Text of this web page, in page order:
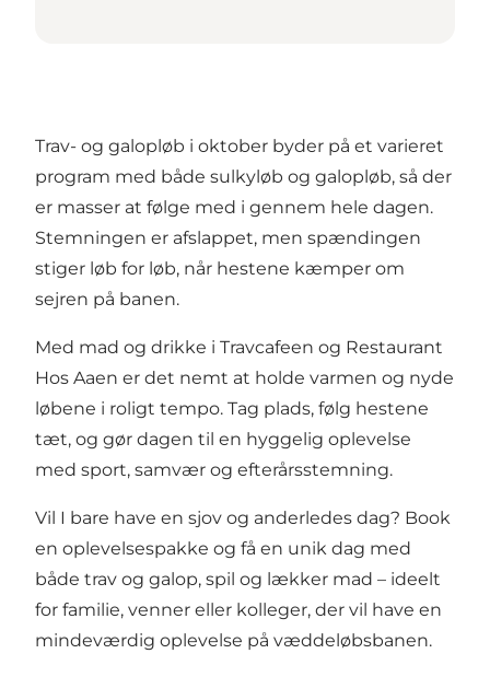
Trav- og galopløb i oktober byder på et varieret
program med både sulkyløb og galopløb, så der
er masser at følge med i gennem hele dagen.
Stemningen er afslappet, men spændingen
stiger løb for løb, når hestene kæmper om
sejren på banen.
Med mad og drikke i Travcafeen og Restaurant
Hos Aaen er det nemt at holde varmen og nyde
løbene i roligt tempo. Tag plads, følg hestene
tæt, og gør dagen til en hyggelig oplevelse
med sport, samvær og efterårsstemning.
Vil I bare have en sjov og anderledes dag? Book
en oplevelsespakke og få en unik dag med
både trav og galop, spil og lækker mad – ideelt
for familie, venner eller kolleger, der vil have en
mindeværdig oplevelse på væddeløbsbanen.